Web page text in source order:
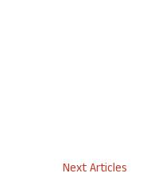
Next Articles